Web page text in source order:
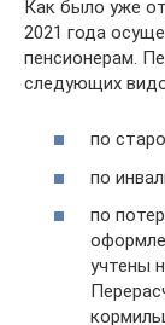
Как было уже
2021 года
пенсионерам.
следующих
по
по
по
учтены